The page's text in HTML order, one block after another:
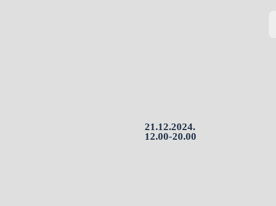
21.12.2024.
12.00-20.00